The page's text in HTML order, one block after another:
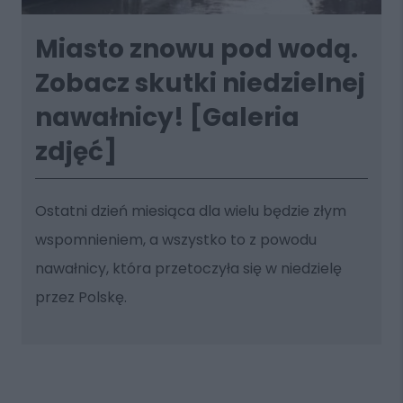
Miasto znowu pod wodą.
Zobacz skutki niedzielnej
nawałnicy! [Galeria
zdjęć]
Ostatni dzień miesiąca dla wielu będzie złym
wspomnieniem, a wszystko to z powodu
nawałnicy, która przetoczyła się w niedzielę
przez Polskę.